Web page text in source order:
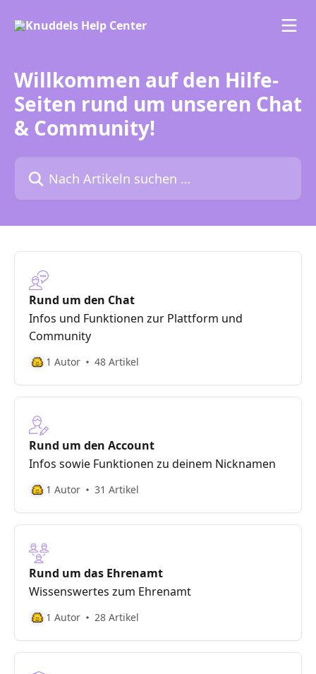
Willkommen auf den Hilfe-
Seiten rund um unseren Chat
& Community!
Rund um den Chat
Infos und Funktionen zur Plattform und
Community
1 Autor 48 Artikel
Rund um den Account
Infos sowie Funktionen zu deinem Nicknamen
1 Autor 31 Artikel
Rund um das Ehrenamt
Wissenswertes zum Ehrenamt
1 Autor 28 Artikel